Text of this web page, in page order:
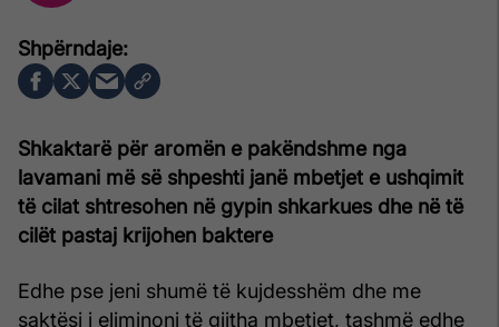
Shkaktarë për aromën e pakëndshme nga
lavamani më së shpeshti janë mbetjet e ushqimit
të cilat shtresohen në gypin shkarkues dhe në të
cilët pastaj krijohen baktere
Edhe pse jeni shumë të kujdesshëm dhe me
saktësi i eliminoni të gjitha mbetjet, tashmë edhe